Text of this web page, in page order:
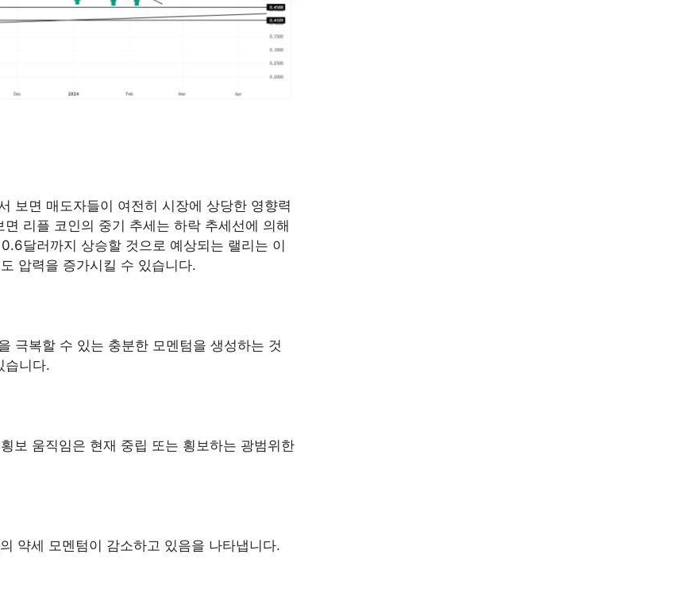
보면 매도자들이 여전히 시장에 상당한 영향력
리플 코인의 중기 추세는 하락 추세선에 의해
달러까지 상승할 것으로 예상되는 랠리는 이
압력을 증가시킬 수 있습니다.
극복할 수 있는 충분한 모멘텀을 생성하는 것
습니다.
보 움직임은 현재 중립 또는 횡보하는 광범위한
약세 모멘텀이 감소하고 있음을 나타냅니다.